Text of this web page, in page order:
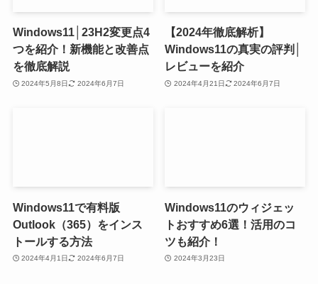
Windows11│23H2変更点4
つを紹介！新機能と改善点
を徹底解説
2024年5月8日 2024年6月7日
【2024年徹底解析】
Windows11の真実の評判│
レビューを紹介
2024年4月21日 2024年6月7日
Windows11で有料版
Outlook（365）をインス
トールする方法
2024年4月1日 2024年6月7日
Windows11のウィジェッ
トおすすめ6選！活用のコ
ツも紹介！
2024年3月23日